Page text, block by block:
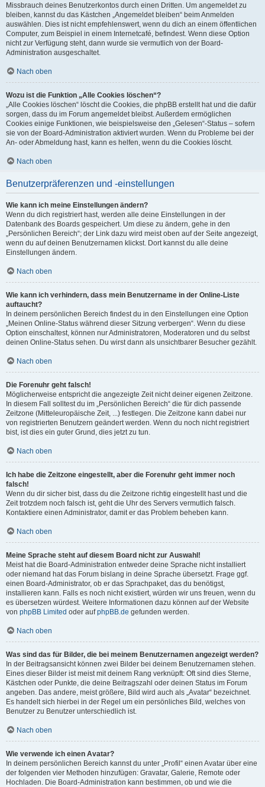
Missbrauch deines Benutzerkontos durch einen Dritten. Um angemeldet zu
bleiben, kannst du das Kästchen „Angemeldet bleiben“ beim Anmelden
auswählen. Dies ist nicht empfehlenswert, wenn du dich an einem öffentlichen
Computer, zum Beispiel in einem Internetcafé, befindest. Wenn diese Option
nicht zur Verfügung steht, dann wurde sie vermutlich von der Board-
Administration ausgeschaltet.
Nach oben
Wozu ist die Funktion „Alle Cookies löschen“?
„Alle Cookies löschen“ löscht die Cookies, die phpBB erstellt hat und die dafür
sorgen, dass du im Forum angemeldet bleibst. Außerdem ermöglichen
Cookies einige Funktionen, wie beispielsweise den „Gelesen“-Status – sofern
sie von der Board-Administration aktiviert wurden. Wenn du Probleme bei der
An- oder Abmeldung hast, kann es helfen, wenn du die Cookies löscht.
Nach oben
Benutzerpräferenzen und -einstellungen
Wie kann ich meine Einstellungen ändern?
Wenn du dich registriert hast, werden alle deine Einstellungen in der
Datenbank des Boards gespeichert. Um diese zu ändern, gehe in den
„Persönlichen Bereich“; der Link dazu wird meist oben auf der Seite angezeigt,
wenn du auf deinen Benutzernamen klickst. Dort kannst du alle deine
Einstellungen ändern.
Nach oben
Wie kann ich verhindern, dass mein Benutzername in der Online-Liste
auftaucht?
In deinem persönlichen Bereich findest du in den Einstellungen eine Option
„Meinen Online-Status während dieser Sitzung verbergen“. Wenn du diese
Option einschaltest, können nur Administratoren, Moderatoren und du selbst
deinen Online-Status sehen. Du wirst dann als unsichtbarer Besucher gezählt.
Nach oben
Die Forenuhr geht falsch!
Möglicherweise entspricht die angezeigte Zeit nicht deiner eigenen Zeitzone.
In diesem Fall solltest du im „Persönlichen Bereich“ die für dich passende
Zeitzone (Mitteleuropäische Zeit, ...) festlegen. Die Zeitzone kann dabei nur
von registrierten Benutzern geändert werden. Wenn du noch nicht registriert
bist, ist dies ein guter Grund, dies jetzt zu tun.
Nach oben
Ich habe die Zeitzone eingestellt, aber die Forenuhr geht immer noch
falsch!
Wenn du dir sicher bist, dass du die Zeitzone richtig eingestellt hast und die
Zeit trotzdem noch falsch ist, geht die Uhr des Servers vermutlich falsch.
Kontaktiere einen Administrator, damit er das Problem beheben kann.
Nach oben
Meine Sprache steht auf diesem Board nicht zur Auswahl!
Meist hat die Board-Administration entweder deine Sprache nicht installiert
oder niemand hat das Forum bislang in deine Sprache übersetzt. Frage ggf.
einen Board-Administrator, ob er das Sprachpaket, das du benötigst,
installieren kann. Falls es noch nicht existiert, würden wir uns freuen, wenn du
es übersetzen würdest. Weitere Informationen dazu können auf der Website
von phpBB Limited oder aufphpBB.de gefunden werden.
Nach oben
Was sind das für Bilder, die bei meinem Benutzernamen angezeigt werden?
In der Beitragsansicht können zwei Bilder bei deinem Benutzernamen stehen.
Eines dieser Bilder ist meist mit deinem Rang verknüpft: Oft sind dies Sterne,
Kästchen oder Punkte, die deine Beitragszahl oder deinen Status im Forum
angeben. Das andere, meist größere, Bild wird auch als „Avatar“ bezeichnet.
Es handelt sich hierbei in der Regel um ein persönliches Bild, welches von
Benutzer zu Benutzer unterschiedlich ist.
Nach oben
Wie verwende ich einen Avatar?
In deinem persönlichen Bereich kannst du unter „Profil“ einen Avatar über eine
der folgenden vier Methoden hinzufügen: Gravatar, Galerie, Remote oder
Hochladen. Die Board-Administration kann bestimmen, ob und wie die